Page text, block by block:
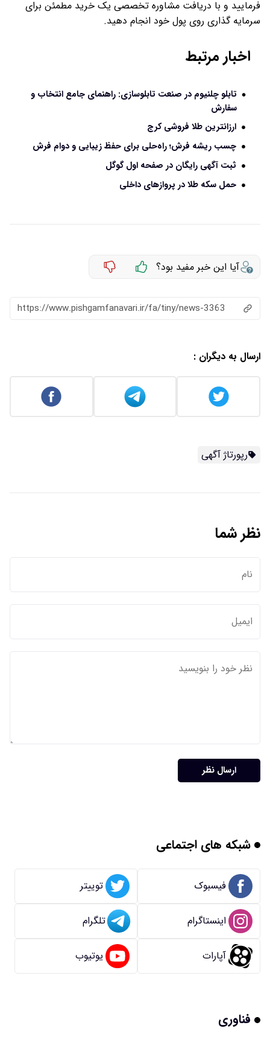
فرمایید و با دریافت مشاوره تخصصی یک خرید مطمئن برای
سرمایه گذاری روی پول خود انجام دهید.
اخبار مرتبط
تابلو چلنیوم در صنعت تابلوسازی: راهنمای جامع انتخاب و
سفارش
ارزانترین طلا فروشی کرج
چسب ریشه فرش؛ راه‌حلی برای حفظ زیبایی و دوام فرش
ثبت آگهی رایگان در صفحه اول گوگل
حمل سکه طلا در پروازهای داخلی
آیا این خبر مفید بود؟
https://www.pishgamfanavari.ir/fa/tiny/news-3363
ارسال به دیگران :
رپورتاژ آگهی
نظر شما
ارسال نظر
شبکه های اجتماعی
فیسبوک توییتر
اینستاگرام تلگرام
آپارات یوتیوب
فناوری